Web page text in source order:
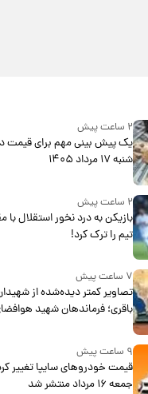
۲ ساعت پیش
یک پیش ‌بینی مهم برای قیمت
شنبه ۱۷ مرداد ۱۴۰۵
۲ ساعت پیش
بازیکن به درد نخور استقلال با
تیم را ترک کرد!
۷ ساعت پیش
تصاویر کمتر دیده‌شده از
باقری؛ فرماندهان شهید
۹ ساعت پیش
قیمت خودروهای سایپا تغییر
جمعه ۱۶ مرداد منتشر شد